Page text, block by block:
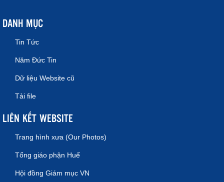
DANH MỤC
Tin Tức
Năm Đức Tin
Dữ liệu Website cũ
Tải file
LIÊN KẾT WEBSITE
Trang hình xưa (Our Photos)
Tổng giáo phận Huế
Hội đồng Giám mục VN